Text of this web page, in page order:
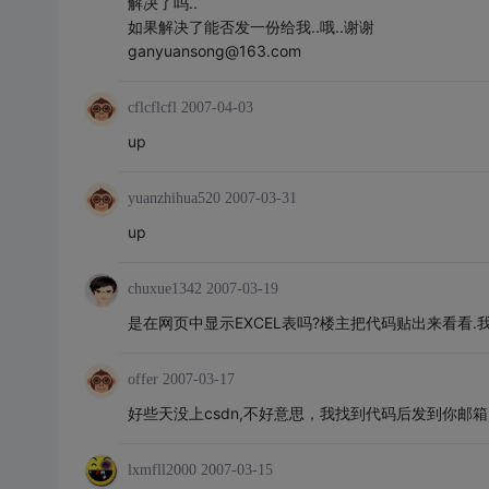
如果解决了能否发一份给我..哦..谢谢
ganyuansong@163.com
cflcflcfl 2007-04-03
up
yuanzhihua520 2007-03-31
up
chuxue1342 2007-03-19
是在网页中显示EXCEL表吗?楼主把代码贴出来看看.
offer 2007-03-17
好些天没上csdn,不好意思，我找到代码后发到你邮
lxmfll2000 2007-03-15